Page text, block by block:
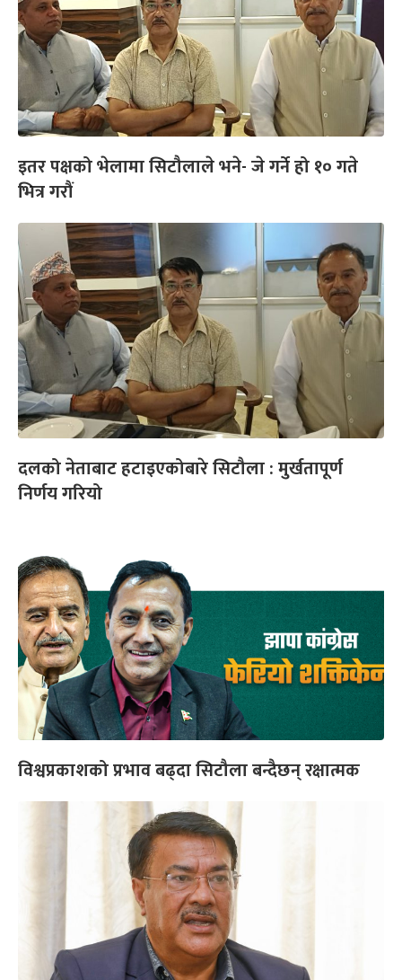
इतर पक्षको भेलामा सिटौलाले भने- जे गर्ने हो १० गते
भित्र गरौं
दलको नेताबाट हटाइएकोबारे सिटौला : मुर्खतापूर्ण
निर्णय गरियो
विश्वप्रकाशको प्रभाव बढ्दा सिटौला बन्दैछन् रक्षात्मक